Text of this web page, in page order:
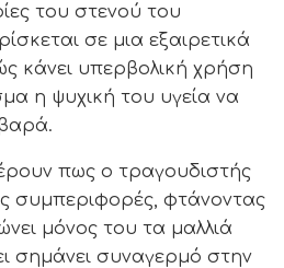
του στενού του
σε μια εξαιρετικά
κάνει υπερβολική χρήση
η ψυχική του υγεία να
πως ο τραγουδιστής
συμπεριφορές, φτάνοντας
μόνος του τα μαλλιά
σημάνει συναγερμό στην